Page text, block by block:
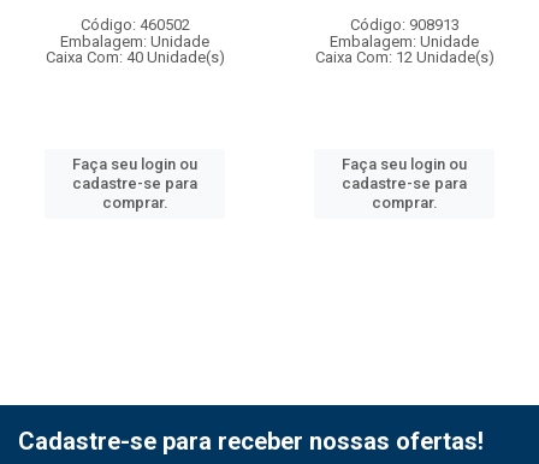
Código: 460502
Embalagem: Unidade
Caixa Com: 40 Unidade(s)
Faça seu login ou
cadastre-se para
comprar.
Código: 908913
Embalagem: Unidade
Caixa Com: 12 Unidade(s)
Faça seu login ou
cadastre-se para
comprar.
Cadastre-se para receber nossas ofertas!